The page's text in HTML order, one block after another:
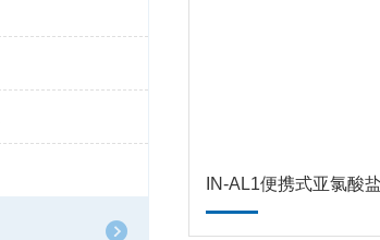
IN-AL1便携式亚氯酸